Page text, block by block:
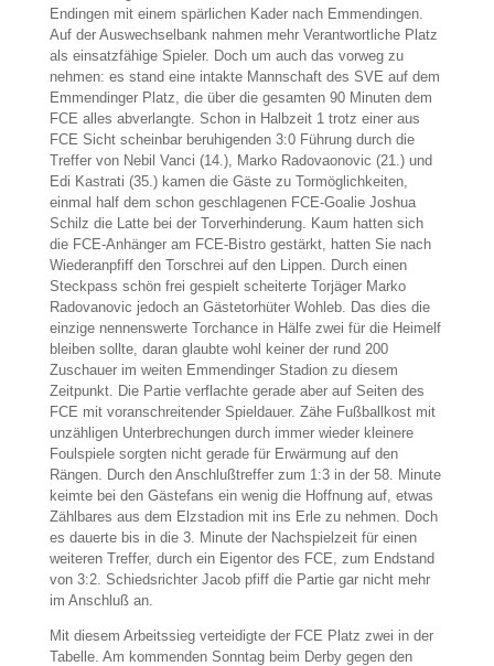
Endingen mit einem spärlichen Kader nach Emmendingen.
Auf der Auswechselbank nahmen mehr Verantwortliche Platz
als einsatzfähige Spieler. Doch um auch das vorweg zu
nehmen: es stand eine intakte Mannschaft des SVE auf dem
Emmendinger Platz, die über die gesamten 90 Minuten dem
FCE alles abverlangte. Schon in Halbzeit 1 trotz einer aus
FCE Sicht scheinbar beruhigenden 3:0 Führung durch die
Treffer von Nebil Vanci (14.), Marko Radovaonovic (21.) und
Edi Kastrati (35.) kamen die Gäste zu Tormöglichkeiten,
einmal half dem schon geschlagenen FCE-Goalie Joshua
Schilz die Latte bei der Torverhinderung. Kaum hatten sich
die FCE-Anhänger am FCE-Bistro gestärkt, hatten Sie nach
Wiederanpfiff den Torschrei auf den Lippen. Durch einen
Steckpass schön frei gespielt scheiterte Torjäger Marko
Radovanovic jedoch an Gästetorhüter Wohleb. Das dies die
einzige nennenswerte Torchance in Hälfe zwei für die Heimelf
bleiben sollte, daran glaubte wohl keiner der rund 200
Zuschauer im weiten Emmendinger Stadion zu diesem
Zeitpunkt. Die Partie verflachte gerade aber auf Seiten des
FCE mit voranschreitender Spieldauer. Zähe Fußballkost mit
unzähligen Unterbrechungen durch immer wieder kleinere
Foulspiele sorgten nicht gerade für Erwärmung auf den
Rängen. Durch den Anschlußtreffer zum 1:3 in der 58. Minute
keimte bei den Gästefans ein wenig die Hoffnung auf, etwas
Zählbares aus dem Elzstadion mit ins Erle zu nehmen. Doch
es dauerte bis in die 3. Minute der Nachspielzeit für einen
weiteren Treffer, durch ein Eigentor des FCE, zum Endstand
von 3:2. Schiedsrichter Jacob pfiff die Partie gar nicht mehr
im Anschluß an.
Mit diesem Arbeitssieg verteidigte der FCE Platz zwei in der
Tabelle. Am kommenden Sonntag beim Derby gegen den